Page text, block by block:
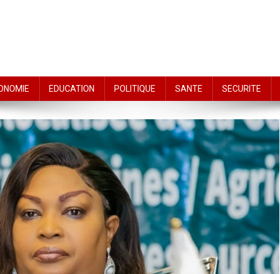
EDUCATION POLITIQUE SANTE SECURITE